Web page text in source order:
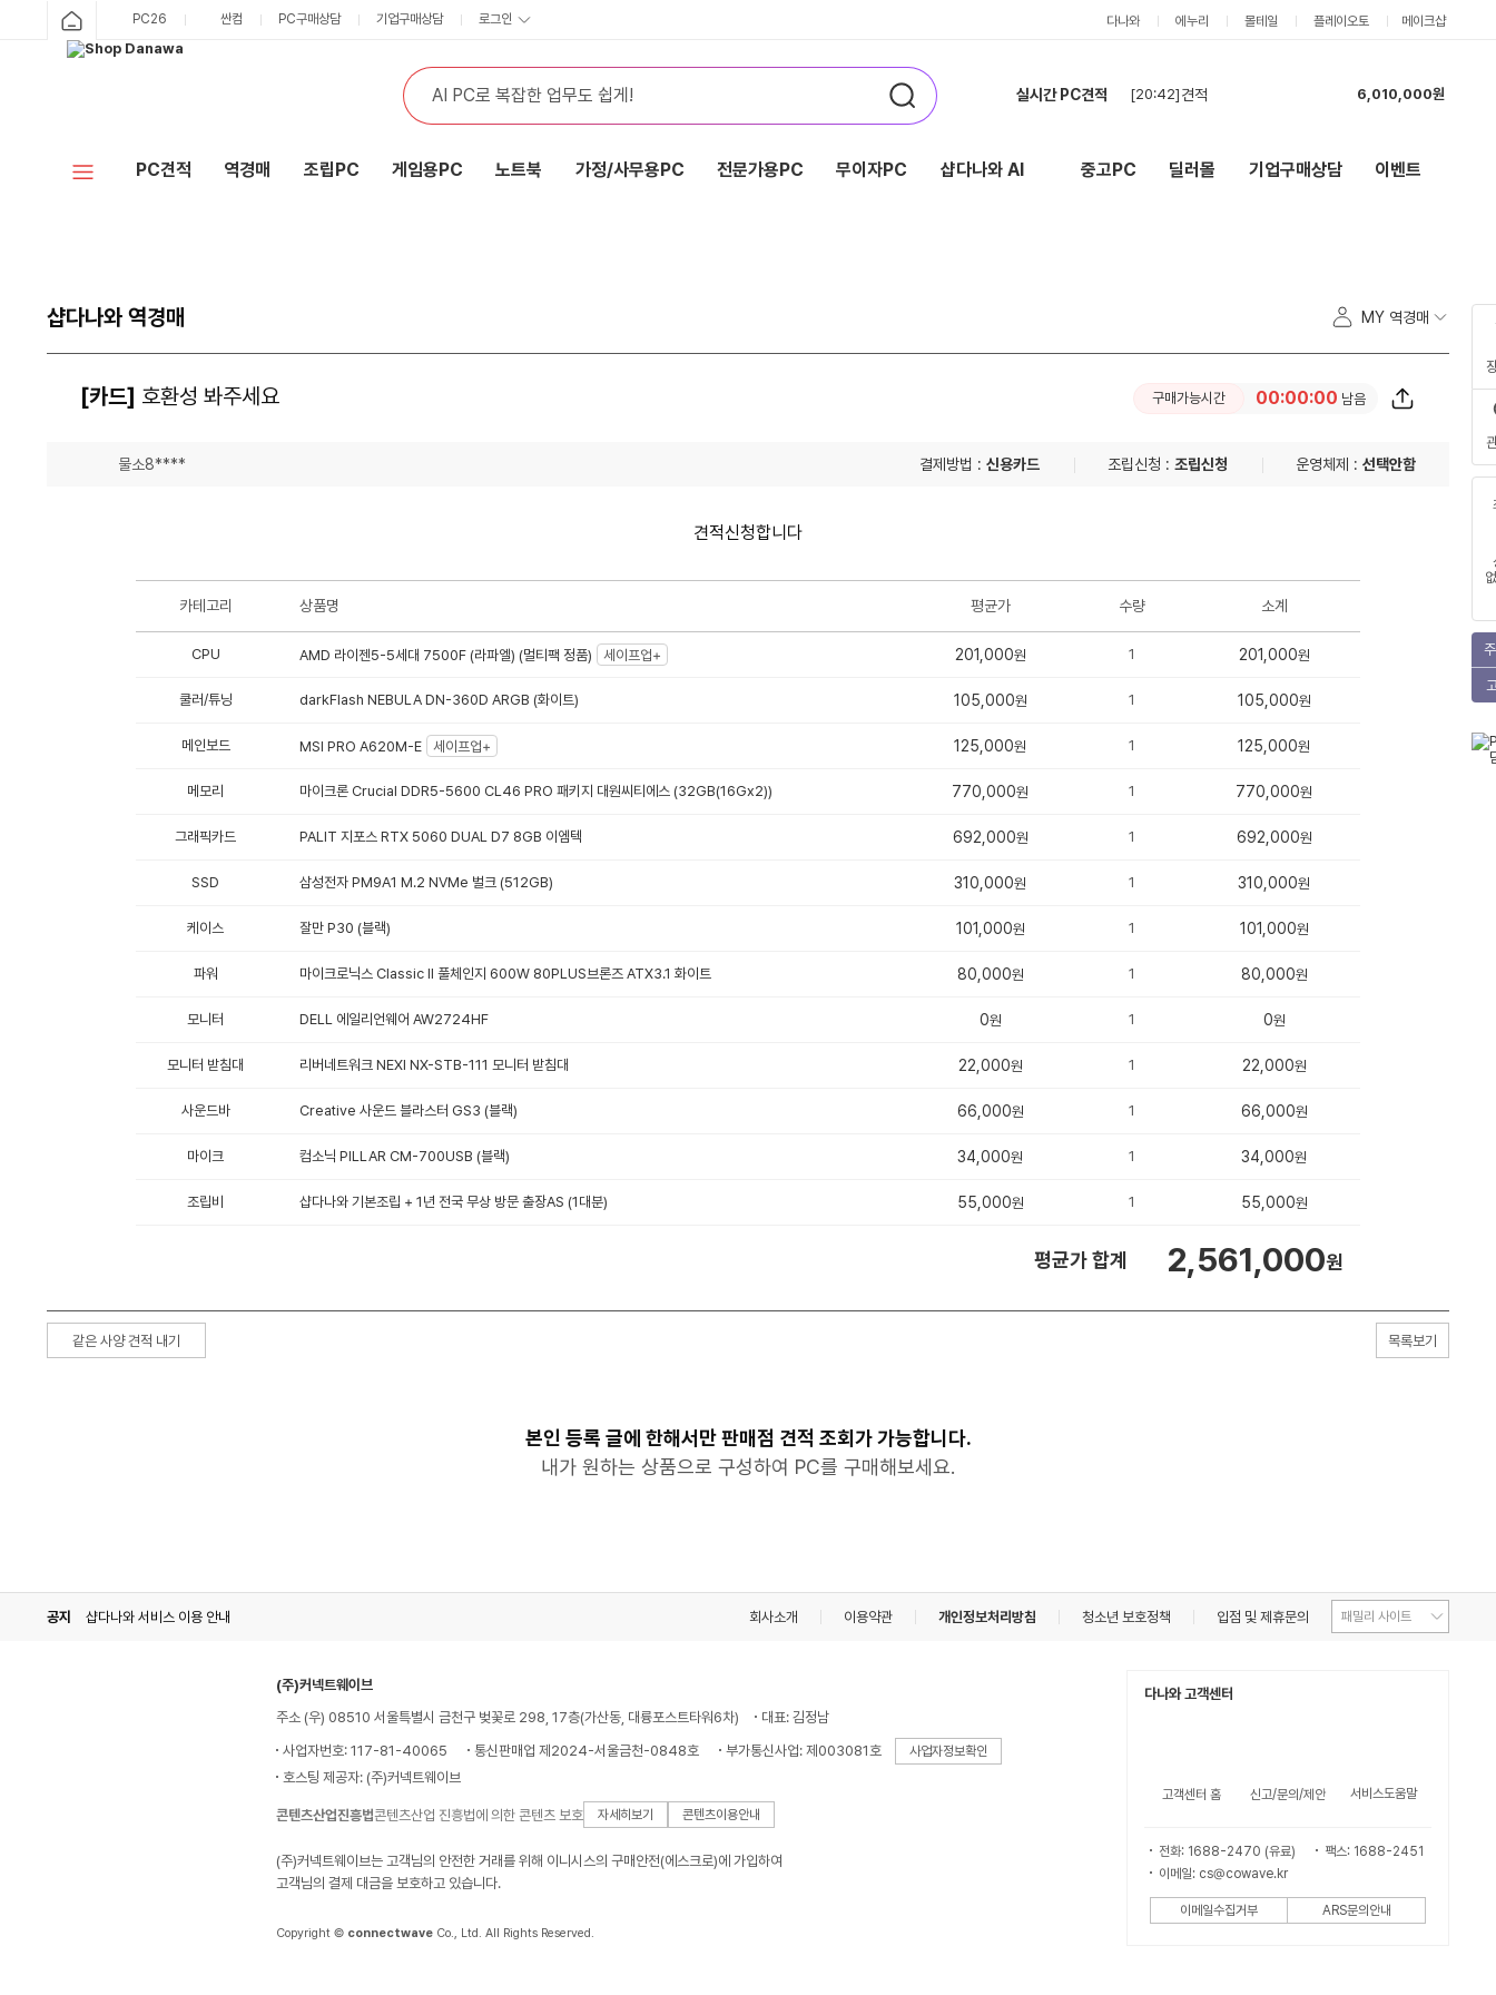
PC26 싼컴 PC구매상담 기업구매상담 로그인 다나와 에누리 몰테일 플레이오토 메이크샵
실시간 PC견적 [20:42] 견적
6,010,000원
[22:30]최저가 찾아봅니다
756,000원
6,135,000원
[21:05] 현금 재견적 754,000원
PC견적 역경매 조립PC 게임용PC 노트북 가정/사무용PC 전문가용PC 무이자PC 샵다나와 AI 중고PC 딜러몰 기업구매상담 이벤트
샵다나와 역경매 MY 역경매
[카드] 호환성 봐주세요 구매가능시간 00:00:00 남음
물소8**** 결제방법 : 신용카드 조립신청 : 조립신청 운영체제 : 선택안함
견적신청합니다
카테고리 상품명 평균가 수량 소계
CPU AMD 라이젠5-5세대 7500F (라파엘) (멀티팩 정품) 세이프업+ 201,000원 1 201,000원
쿨러/튜닝 darkFlash NEBULA DN-360D ARGB (화이트) 105,000원 1 105,000원
메인보드 MSI PRO A620M-E 세이프업+ 125,000원 1 125,000원
메모리 마이크론 Crucial DDR5-5600 CL46 PRO 패키지 대원씨티에스 (32GB(16Gx2)) 770,000원 1 770,000원
그래픽카드 PALIT 지포스 RTX 5060 DUAL D7 8GB 이엠텍 692,000원 1 692,000원
SSD 삼성전자 PM9A1 M.2 NVMe 벌크 (512GB) 310,000원 1 310,000원
케이스 잘만 P30 (블랙) 101,000원 1 101,000원
파워 마이크로닉스 Classic II 풀체인지 600W 80PLUS브론즈 ATX3.1 화이트 80,000원 1 80,000원
모니터 DELL 에일리언웨어 AW2724HF 0원 1 0원
모니터 받침대 리버네트워크 NEXI NX-STB-111 모니터 받침대 22,000원 1 22,000원
사운드바 Creative 사운드 블라스터 GS3 (블랙) 66,000원 1 66,000원
마이크 컴소닉 PILLAR CM-700USB (블랙) 34,000원 1 34,000원
조립비 샵다나와 기본조립 + 1년 전국 무상 방문 출장AS (1대분) 55,000원 1 55,000원
평균가 합계 2,561,000원
같은 사양 견적 내기 목록보기
본인 등록 글에 한해서만 판매점 견적 조회가 가능합니다.
내가 원하는 상품으로 구성하여 PC를 구매해보세요.
공지 샵다나와 서비스 이용 안내 회사소개 이용약관 개인정보처리방침 청소년 보호정책 입점 및 제휴문의
(주)커넥트웨이브
주소 (우) 08510 서울특별시 금천구 벚꽃로 298, 17층(가산동, 대륭포스트타워6차)
대표: 김정남
사업자번호: 117-81-40065
통신판매업 제2024-서울금천-0848호 부가통신사업: 제003081호 사업자정보확인
호스팅 제공자: (주)커넥트웨이브
콘텐츠산업진흥법콘텐츠산업 진흥법에 의한 콘텐츠 보호 자세히보기 콘텐츠이용안내
(주)커넥트웨이브는 고객님의 안전한 거래를 위해 이니시스의 구매안전(에스크로)에 가입하여
고객님의 결제 대금을 보호하고 있습니다.
Copyright © connectwave Co., Ltd. All Rights Reserved.
다나와 고객센터
고객센터 홈 신고/문의/제안 서비스도움말
전화: 1688-2470 (유료)
팩스: 1688-2451
이메일: cs@cowave.kr
이메일수집거부 ARS문의안내